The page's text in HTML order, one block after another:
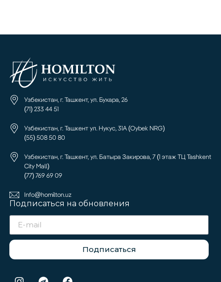
Узбекистан, г. Ташкент, ул. Бухара, 26
(71) 233 44 51
Узбекистан, г. Ташкент ул. Нукус, 31А (Oybek NRG)
(55) 508 50 80
Узбекистан, г. Ташкент, ул. Батыра Закирова, 7 (1 этаж ТЦ Tashkent
City Mall)
(77) 769 69 09
Info@homilton.uz
Подписаться на обновления
Подписаться